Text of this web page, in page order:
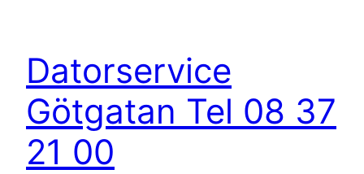
Datorservice
Götgatan Tel 08 37
21 00